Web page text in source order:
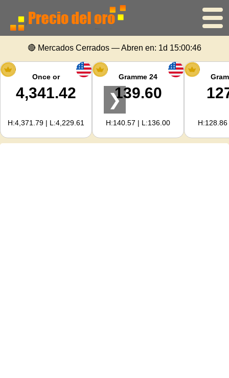
Inicio
Precio del oro
Precio de la plata
Calculadora de oro
🔴 Mercados Cerrados — Abren en: 1d 15:00:46
Once or
4,341.42
H:4,371.79 | L:4,229.61
Gramme 24
139.60
H:140.57 | L:136.00
❯